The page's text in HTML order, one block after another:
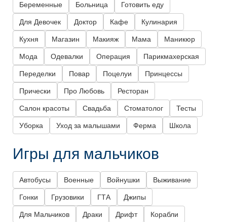
Беременные Больница Готовить еду
Для Девочек Доктор Кафе Кулинария
Кухня Магазин Макияж Мама Маникюр
Мода Одевалки Операция Парикмахерская
Переделки Повар Поцелуи Принцессы
Прически Про Любовь Ресторан
Салон красоты Свадьба Стоматолог Тесты
Уборка Уход за малышами Ферма Школа
Игры для мальчиков
Автобусы Военные Войнушки Выживание
Гонки Грузовики ГТА Джипы
Для Мальчиков Драки Дрифт Корабли